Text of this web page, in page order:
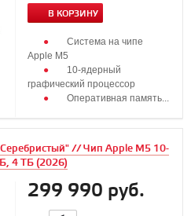
В КОРЗИНУ
Система на чипе
Apple M5
10‑ядерный
графический процессор
Оперативная память...
// Чип Apple M5 10-
4 ТБ (2026)
299 990 руб.